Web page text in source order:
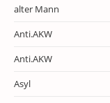
alter Mann
Anti.AKW
Anti.AKW
Asyl